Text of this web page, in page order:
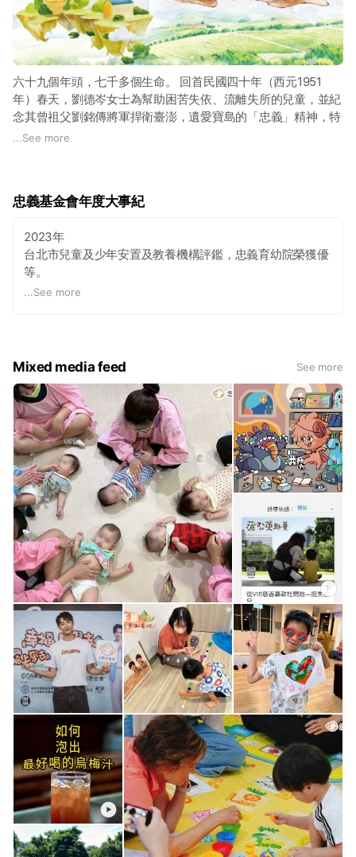
六十九個年頭，七千多個生命。 回首民國四十年（西元1951
年）春天，劉德岑女士為幫助困苦失依、流離失所的兒童，並紀
念其曾祖父劉銘傳將軍捍衛臺澎，遺愛寶島的「忠義」精神，特
為孤苦無依的孩子們建造一個安頓身心的避風港─「私立忠義育
難民、流離失所的孩子及身心障礙人士；民國六十年初期，擴大
遷及社會的需要，亦為了讓不同年齡層的孩子與身心有特殊需求
的孩子得到適切的優質服務，忠義育幼院於民國72年將原有的服
務方式重新規劃，以收為棄嬰、遊童、嚴重疏忽或受虐、家庭遭
遇重大變故之兒童及少年為主，為當時臺北市第一個以專業工作
民國78年，忠義特別成立「懷幼家園」，協助零至3歲孤苦失依
之兒童少年福利服務，讓組織朝向永續發展的目標，民國93
年，財團法人台北市私立忠義育幼院正式轉型為全國性基金會，
命名為「財團法人忠義社會福利事業基金會」，拓展兒少福利服
務工作。
民國94年，為使安置教養機構在兒少服務輸送體系中的角色與
功能更趨完整，忠義基金會辦理兒童緊急暨短期收容中心，提供
零至12歲之棄嬰、受虐等需緊急安置之兒童一年365天24小時無
休之服務；忠義育幼院則以中長期安置0~18歲孩童為主；也因
看到多數孩子有家庭的渴望與需要，於同年開始辦理國內外收、
出養相關服務。
此外，因應成長階段不同的身心發展需求，歷時三年規劃的中長
期少年之安置機構－「心棧家園」亦於民國98年正式成立，協助
12至18歲失依、受虐、家庭遭遇變故、經濟貧困等需長期安置之
青少年，為其獨立生活預做準備。
弱勢孩童的需要，隨著社會問題的產生及家庭結構的改變而有所
不同。六十多年來忠義不斷在服務過程中因著孩子的需要而作調
整，不只開創新的服務方向，更深化原有安置教養的工作，包含
加強孩子心理諮商輔導的需要、與孩子原生家庭的溝通、培養青
少年未來獨立生活的能力等。展望未來，忠義基金會工作團隊希
冀秉持誠信、專業、創新、彈性之服務理念，服務模式朝向多元
化、精緻化、個別化、社區化；組織管理朝向制度化、專業化、
資訊化；為兒少福利服務共盡一份心力。
...See more
忠義基金會年度大事紀
2023年
台北市兒童及少年安置及教養機構評鑑，忠義育幼院榮獲優
等。
桃園市政府社會局評鑑兒童緊急庇護家園桃馨園，榮獲優
等。
2016年
桃園市政府社會局評鑑兒童緊急庇護家園桃馨園，榮獲甲
等。
2015年
苗栗縣政府兒少收出養服務評鑑，榮獲優等。
2014年
衛福部全國性暨省級財團法人社會福利慈善事業基金會評
鑑，忠義基金會榮獲優等。
桃園縣政府兒少收出養服務評鑑，榮獲優等。
桃園縣政府兒童緊急安置家園收出養服務評鑑，榮獲優等。
台北市政府兒少安置機構評鑑，忠義育幼院榮獲甲等、心棧
家園榮獲優等。
桃馨園榮獲桃園市政府家庭暴力暨性侵害防治中心評鑑，榮
獲甲等。
2013年
苗栗縣政府兒少收出養服務評鑑，榮獲優等。
2011年
榮獲內政部全國性基金會評鑑優等。 榮獲苗栗縣政府兒少收
出養服務評鑑優等。
2010年
榮獲苗栗縣政府兒少收出養服務評鑑優等。
...See more
Mixed media feed See more